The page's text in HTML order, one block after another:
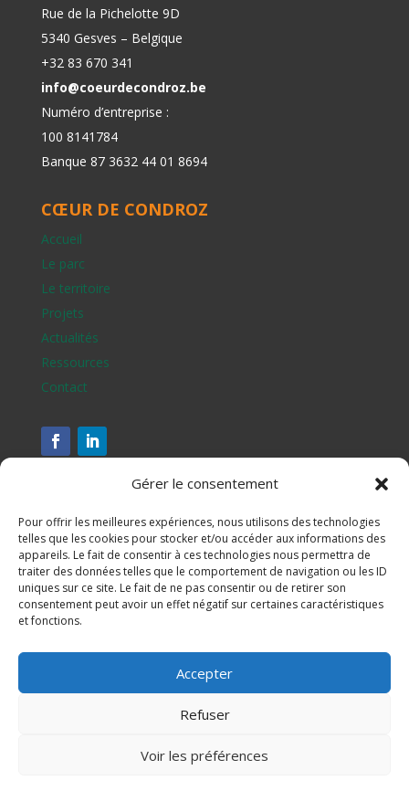
Gérer le consentement
Pour offrir les meilleures expériences, nous utilisons des technologies
telles que les cookies pour stocker et/ou accéder aux informations des
appareils. Le fait de consentir à ces technologies nous permettra de
traiter des données telles que le comportement de navigation ou les ID
uniques sur ce site. Le fait de ne pas consentir ou de retirer son
consentement peut avoir un effet négatif sur certaines caractéristiques
et fonctions.
Accepter
Refuser
Voir les préférences
Rue de la Pichelotte 9D
5340 Gesves – Belgique
+32 83 670 341
info@coeurdecondroz.be
Numéro d’entreprise :
100 8141784
Banque 87 3632 44 01 8694
CŒUR DE CONDROZ
Accueil
Le parc
Le territoire
Projets
Actualités
Ressources
Contact
Assesse, Ciney, Gesves, Hamois, Havelange et Ohey
S'inscrire à notre newsletter